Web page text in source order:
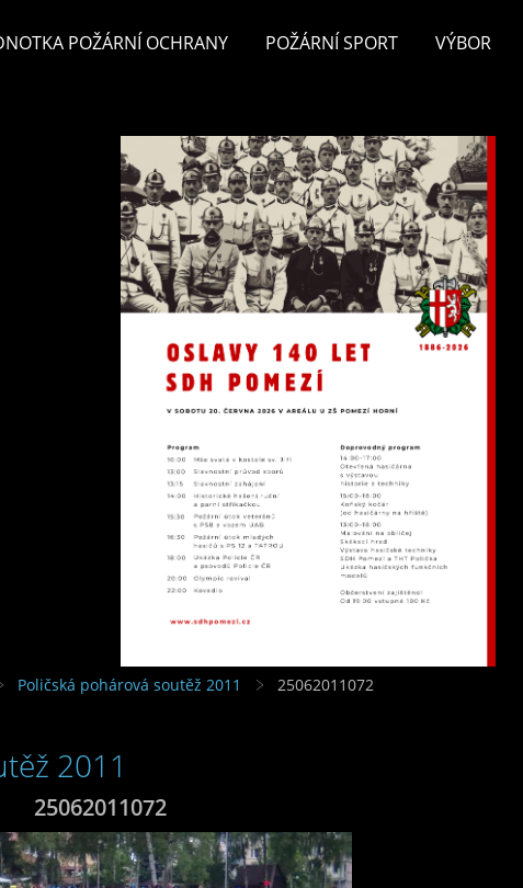
POŽÁRNÍ OCHRANY POŽÁRNÍ SPORT VÝBOR
Poličská pohárová soutěž 2011 25062011072
2011
25062011072